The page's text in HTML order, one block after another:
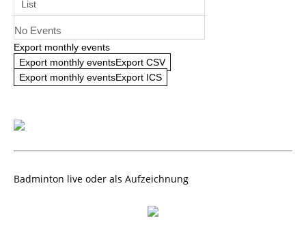
List
No Events
Export monthly events
Export monthly eventsExport CSV
Export monthly eventsExport ICS
Badminton live oder als Aufzeichnung